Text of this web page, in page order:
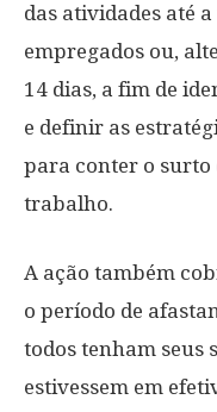
das atividades até
empregados ou,
14 dias, a fim de
e definir as
para conter o surto
trabalho.
A ação também
o período de
todos tenham seus
estivessem em